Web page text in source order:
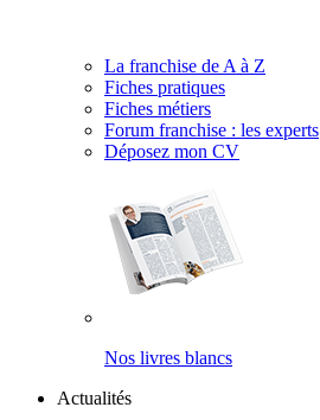
La franchise de A à Z
Fiches pratiques
Fiches métiers
Forum franchise : les experts
Déposez mon CV
Nos livres blancs
Actualités